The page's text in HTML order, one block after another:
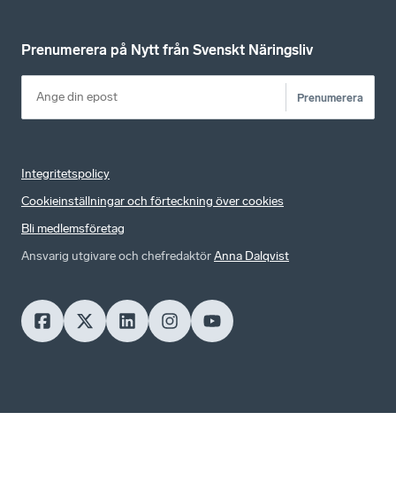
Prenumerera på Nytt från Svenskt Näringsliv
Prenumerera
Integritetspolicy
Cookieinställningar och förteckning över cookies
Bli medlemsföretag
Ansvarig utgivare och chefredaktörAnna Dalqvist